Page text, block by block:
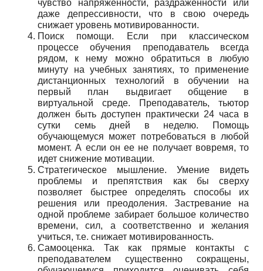
чувство напряженности, раздраженности или
даже депрессивности, что в свою очередь
снижает уровень мотивированности.
Поиск помощи. Если при классическом
процессе обучения преподаватель всегда
рядом, к нему можно обратиться в любую
минуту на учебных занятиях, то применение
дистанционных технологий в обучении на
первый план выдвигает общение в
виртуальной среде. Преподаватель, тьютор
должен быть доступен практически 24 часа в
сутки семь дней в неделю. Помощь
обучающемуся может потребоваться в любой
момент. А если он ее не получает вовремя, то
идет снижение мотивации.
Стратегическое мышление. Умение видеть
проблемы и препятствия как бы сверху
позволяет быстрее определять способы их
решения или преодоления. Застревание на
одной проблеме забирает большое количество
времени, сил, а соответственно и желания
учиться, т.е. снижает мотивированность.
Самооценка. Так как прямые контакты с
преподавателем существенно сокращены,